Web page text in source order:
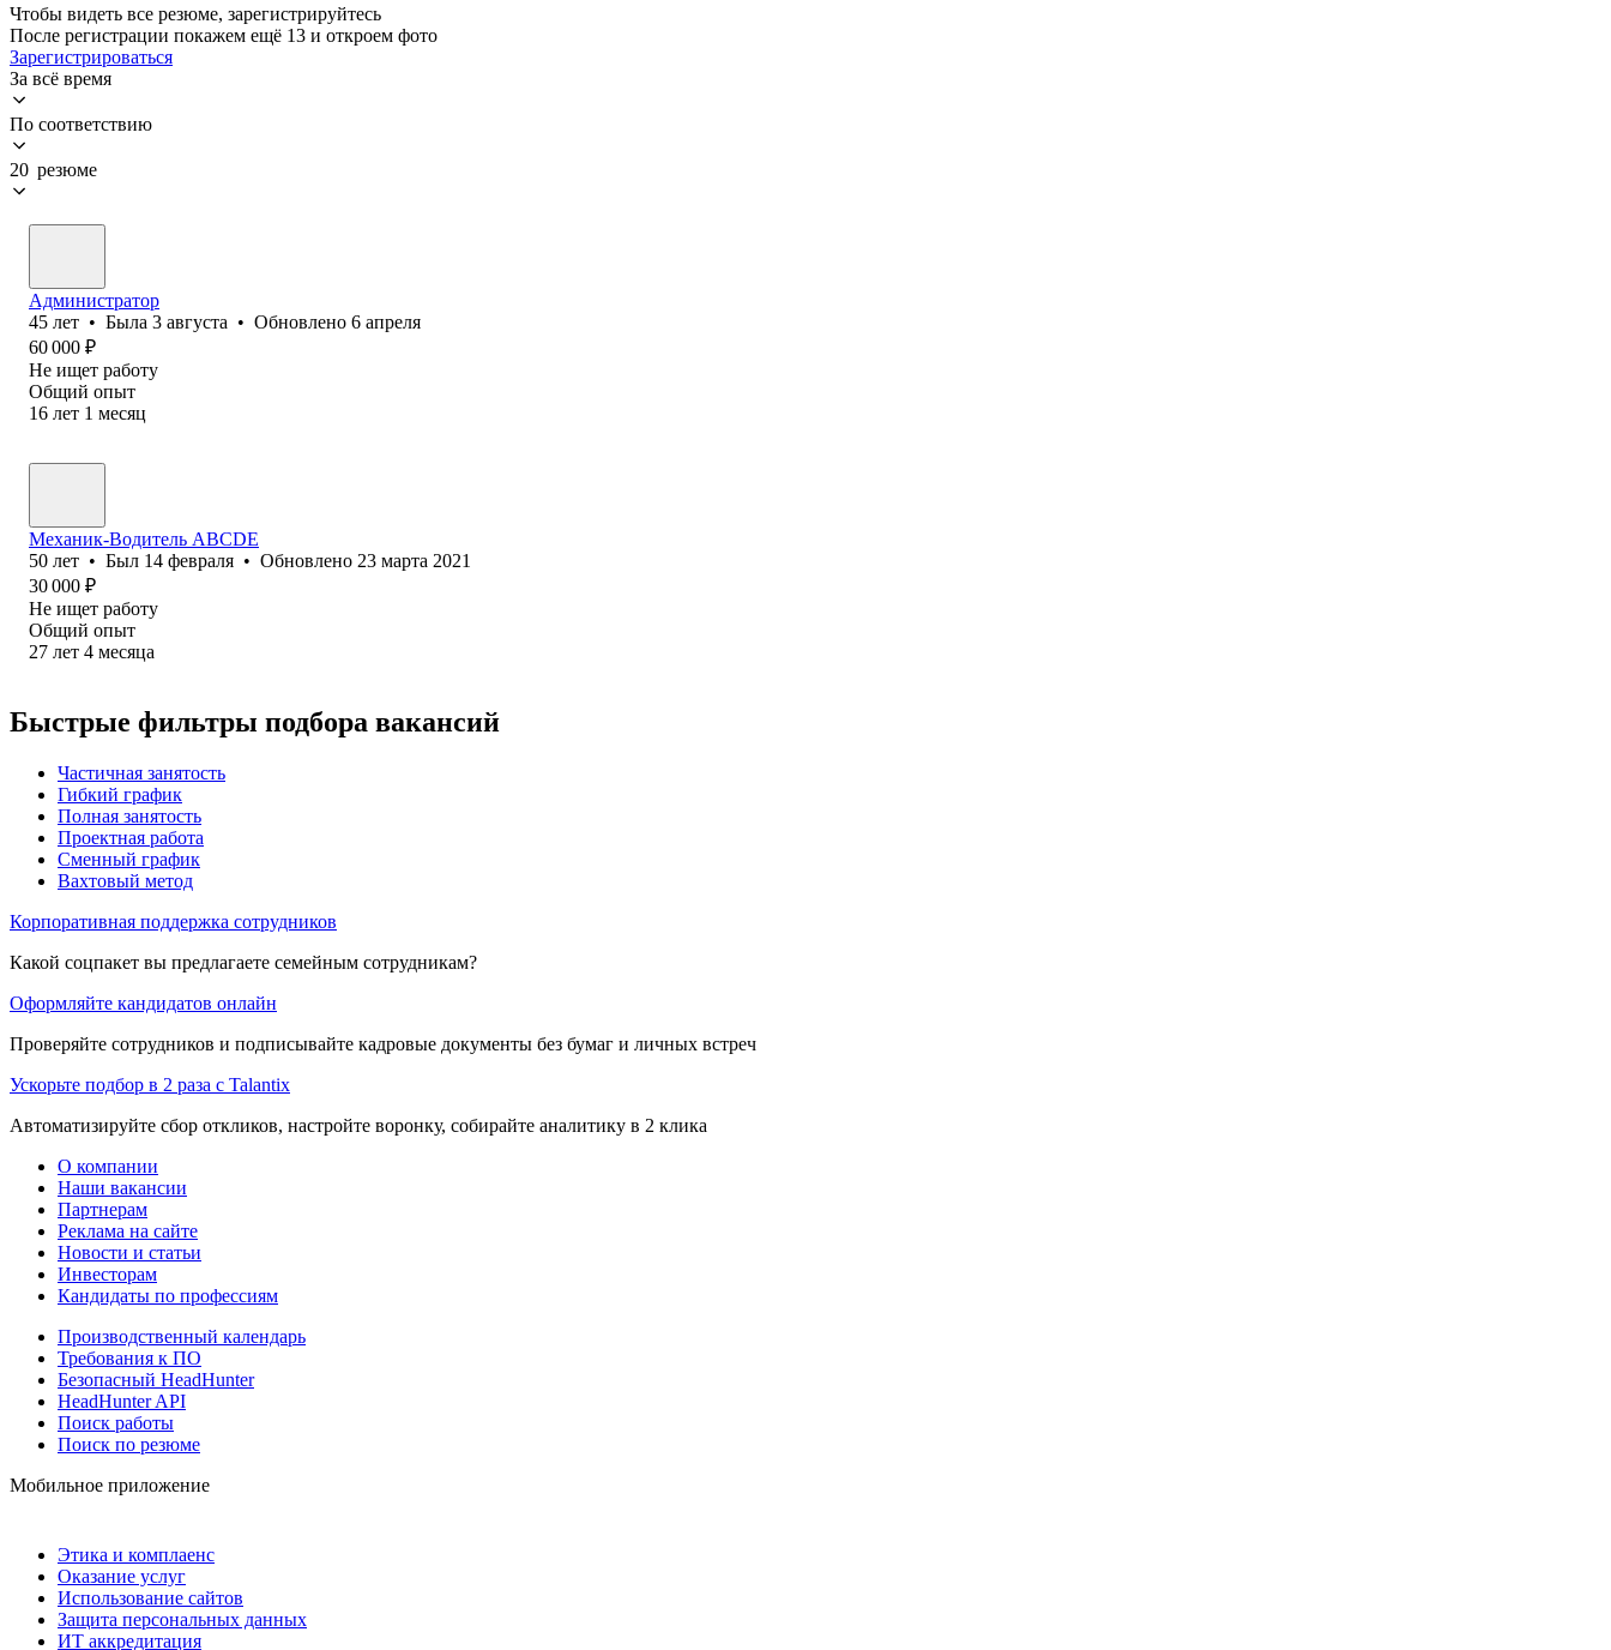
Чтобы видеть все резюме, зарегистрируйтесь
После регистрации покажем ещё 13 и откроем фото
Зарегистрироваться
За всё время
По соответствию
20 резюме
Администратор
45 лет • Была 3 августа • Обновлено 6 апреля
60 000 ₽
Не ищет работу
Общий опыт
16 лет 1 месяц
Механик-Водитель АВСDE
50 лет • Был 14 февраля • Обновлено 23 марта 2021
30 000 ₽
Не ищет работу
Общий опыт
27 лет 4 месяца
Быстрые фильтры подбора вакансий
Частичная занятость
Гибкий график
Полная занятость
Проектная работа
Сменный график
Вахтовый метод
Корпоративная поддержка сотрудников
Какой соцпакет вы предлагаете семейным сотрудникам?
Оформляйте кандидатов онлайн
Проверяйте сотрудников и подписывайте кадровые документы без бумаг и личных встреч
Ускорьте подбор в 2 раза с Talantix
Автоматизируйте сбор откликов, настройте воронку, собирайте аналитику в 2 клика
О компании
Наши вакансии
Партнерам
Реклама на сайте
Новости и статьи
Инвесторам
Кандидаты по профессиям
Производственный календарь
Требования к ПО
Безопасный HeadHunter
HeadHunter API
Поиск работы
Поиск по резюме
Мобильное приложение
Этика и комплаенс
Оказание услуг
Использование сайтов
Защита персональных данных
ИТ аккредитация